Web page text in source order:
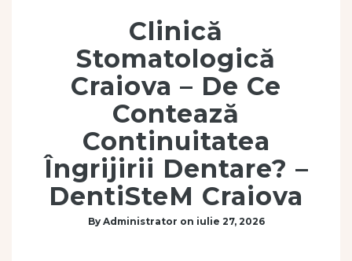
Clinică
Stomatologică
Craiova – De Ce
Contează
Continuitatea
Îngrijirii Dentare? –
DentiSteM Craiova
By Administrator on iulie 27, 2026